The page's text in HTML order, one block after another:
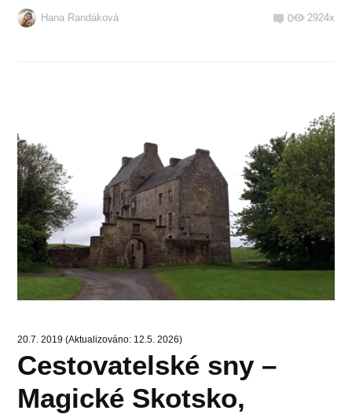
Hana Randáková 0 2924x
20.7. 2019 (Aktualizováno: 12.5. 2026)
Cestovatelské sny –
Magické Skotsko,